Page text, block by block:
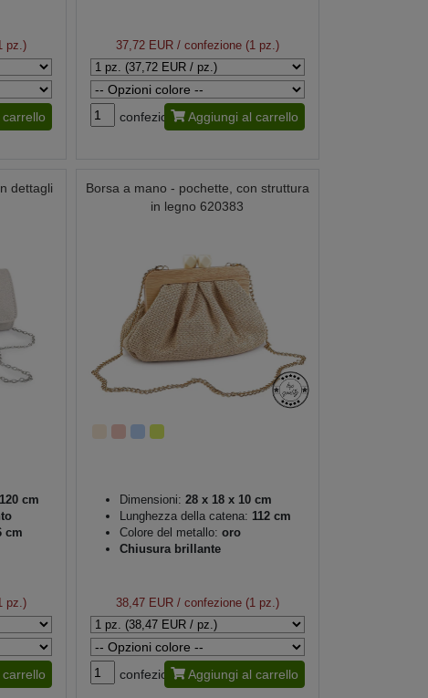
pz.) 37,72 EUR/ confezione (1 pz.)
confezione Aggiungi al carrello
dettagli
120 cm
cm
pz.)
Borsa a mano - pochette, con struttura
in legno 620383
Dimensioni: 28 x 18 x 10 cm
Lunghezza della catena: 112 cm
Colore del metallo: oro
Chiusura brillante
38,47 EUR/ confezione (1 pz.)
confezione Aggiungi al carrello